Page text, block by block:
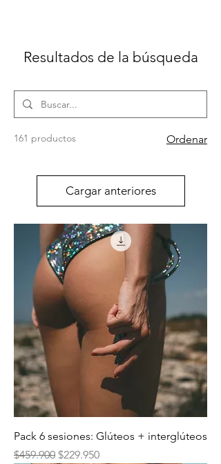
Resultados de la búsqueda
161 productos Ordenar
Cargar anteriores
Pack 6 sesiones: Glúteos + interglúteos
Precio
$459.900 Precio de oferta
$229.950